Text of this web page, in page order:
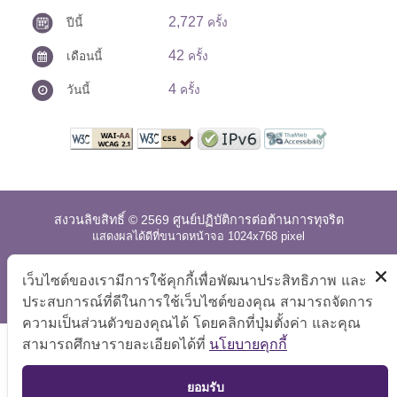
ปีนี้ 2,727 ครั้ง
เดือนนี้ 42 ครั้ง
วันนี้ 4 ครั้ง
สงวนลิขสิทธิ์ © 2569 ศูนย์ปฏิบัติการต่อต้านการทุจริต
แสดงผลได้ดีที่ขนาดหน้าจอ 1024x768 pixel
แผนผังเว็บไซต์ คำถามที่พบบ่อย นโยบายเว็บไซต์
|
การปฏิเสธความรับผิด
TOP
เว็บไซต์ของเรามีการใช้คุกกี้เพื่อพัฒนาประสิทธิภาพ และ
ประสบการณ์ที่ดีในการใช้เว็บไซต์ของคุณ สามารถจัดการ
ความเป็นส่วนตัวของคุณได้ โดยคลิกที่ปุ่มตั้งค่า และคุณ
สามารถศึกษารายละเอียดได้ที่ นโยบายคุกกี้
ยอมรับ